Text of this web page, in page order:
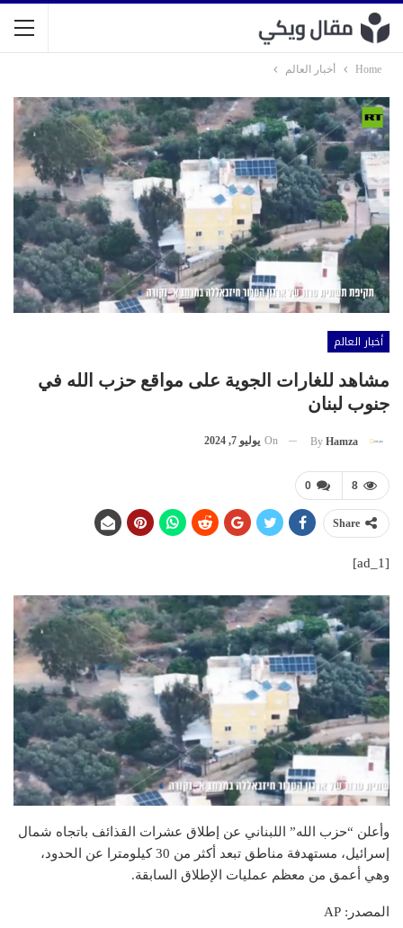
Home أخبار العالم
أخبار العالم
مشاهد للغارات الجوية على مواقع حزب الله في
جنوب لبنان
By Hamza
On يوليو 7, 2024
0 8
Share
[ad_1]
وأعلن “حزب الله” اللبناني عن إطلاق عشرات القذائف باتجاه شمال
إسرائيل، مستهدفة مناطق تبعد أكثر من 30 كيلومترا عن الحدود،
وهي أعمق من معظم عمليات الإطلاق السابقة.
المصدر: AP